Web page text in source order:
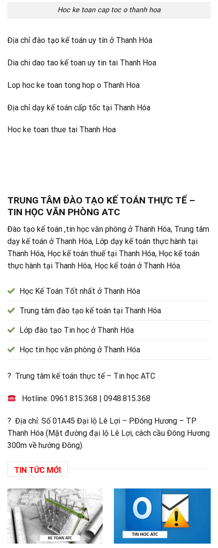
Hoc ke toan cap toc o thanh hoa
Địa chỉ đào tạo kế toán uy tín ở Thanh Hóa
Dia chi dao tao kế toan uy tin tai Thanh Hoa
Lop hoc ke toan tong hop o Thanh Hoa
Địa chỉ dạy kế toán cấp tốc tại Thanh Hóa
Hoc ke toan thue tai Thanh Hoa
TRUNG TÂM ĐÀO TẠO KẾ TOÁN THỰC TẾ –
TIN HỌC VĂN PHÒNG ATC
Đào tạo kế toán ,tin học văn phòng ở Thanh Hóa, Trung tâm
dạy kế toán ở Thanh Hóa, Lớp dạy kế toán thực hành tại
Thanh Hóa, Học kế toán thuế tại Thanh Hóa, Học kế toán
thực hành tại Thanh Hóa, Học kế toán ở Thanh Hóa.
Học Kế Toán Tốt nhất ở Thanh Hóa
Trung tâm đào tạo kế toán tại Thanh Hóa
Lớp đào tạo Tin học ở Thanh Hóa
Học tin học văn phòng ở Thanh Hóa
? Trung tâm kế toán thực tế – Tin học ATC
Hotline:0961.815.368 |0948.815.368
? Địa chỉ: Số 01A45 Đại lộ Lê Lợi – P.Đông Hương – TP
Thanh Hóa (Mặt đường đại lộ Lê Lợi, cách cầu Đông Hương
300m về hướng Đông).
TIN TỨC MỚI